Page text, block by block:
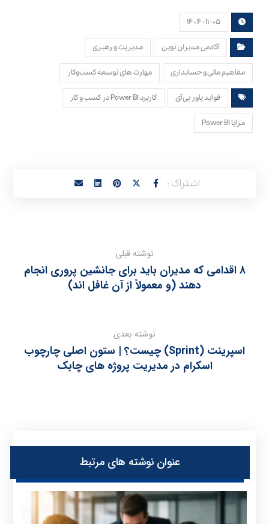
۱۴۰۴-۱۱-۰۵
آکادمی مدیران نوین مدیریت و رهبری
مفاهیم مالی و حسابداری مهارت های توسعه کسب‌وکار
فواید پاور بی آی کاربرد Power BI در کسب و کار
مزایا Power BI
نوشته قبلی
۸ اقدامی که مدیران باید برای جانشین‌ پروری انجام
دهند (و معمولاً از آن غافل‌ اند)
نوشته بعدی
اسپرینت (Sprint) چیست؟ | ستون اصلی چارچوب
اسکرام در مدیریت پروژه‌ های چابک
عنوان ‫نوشته های مرتبط